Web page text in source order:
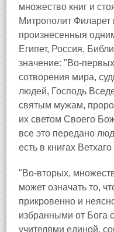
множество книг и
Митрополит
произнесенныя
Египет, Россия,
значение: "Во-
сотворения мира,
людей, Господь
святым мужам,
их светом Своего
все это передано
есть в книгах
"Во-вторых,
может означать то,
прикровенно и
избранными от Бога
учителями единой,